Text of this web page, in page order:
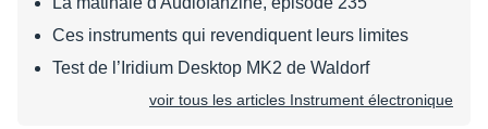
Ces instruments qui revendiquent leurs limites
Test de l’Iridium Desktop MK2 de Waldorf
voir tous les articles Instrument électronique